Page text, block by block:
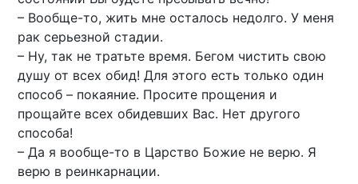
– Вообще-то, жить мне осталось недолго. У меня
рак серьезной стадии.
– Ну, так не тратьте время. Бегом чистить свою
душу от всех обид! Для этого есть только один
способ – покаяние. Просите прощения и
прощайте всех обидевших Вас. Нет другого
способа!
– Да я вообще-то в Царство Божие не верю. Я
верю в реинкарнации.